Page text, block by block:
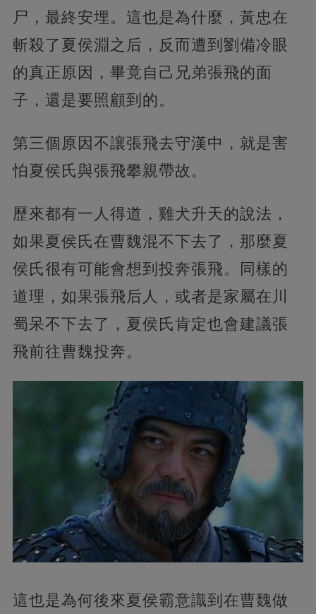
尸，最終安埋。這也是為什麼，黃忠在
斬殺了夏侯淵之后，反而遭到劉備冷眼
的真正原因，畢竟自己兄弟張飛的面
子，還是要照顧到的。
第三個原因不讓張飛去守漢中，就是害
怕夏侯氏與張飛攀親帶故。
歷來都有一人得道，雞犬升天的說法，
如果夏侯氏在曹魏混不下去了，那麼夏
侯氏很有可能會想到投奔張飛。同樣的
道理，如果張飛后人，或者是家屬在川
蜀呆不下去了，夏侯氏肯定也會建議張
飛前往曹魏投奔。
這也是為何後來夏侯霸意識到在曹魏做